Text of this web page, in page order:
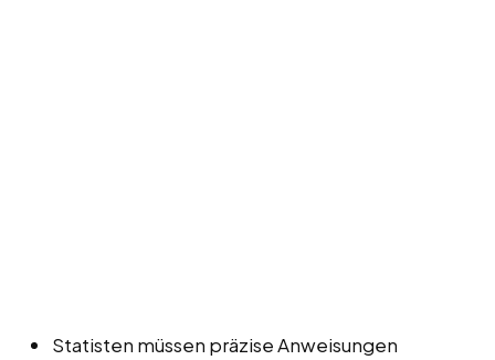
Statisten müssen präzise Anweisungen